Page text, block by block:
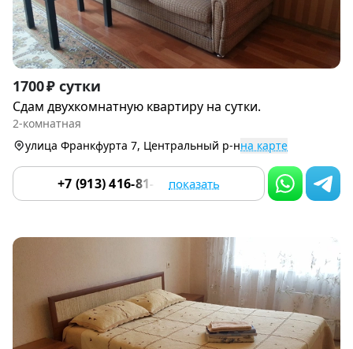
Item
1
of
1700 ₽ сутки
Сдам двухкомнатную квартиру на сутки.
2-комнатная
улица Франкфурта 7, Центральный р-нна карте
+7 (913) 416-81-07 показать